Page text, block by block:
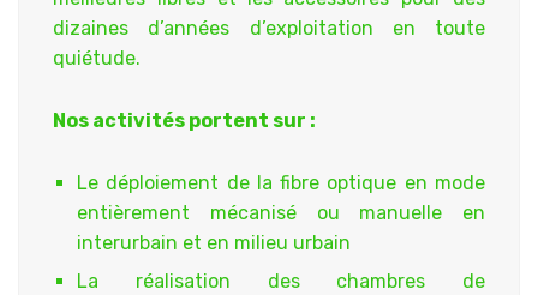
dizaines d’années d’exploitation en toute
quiétude.
Nos activités portent sur :
Le déploiement de la fibre optique en mode
entièrement mécanisé ou manuelle en
interurbain et en milieu urbain
La réalisation des chambres de